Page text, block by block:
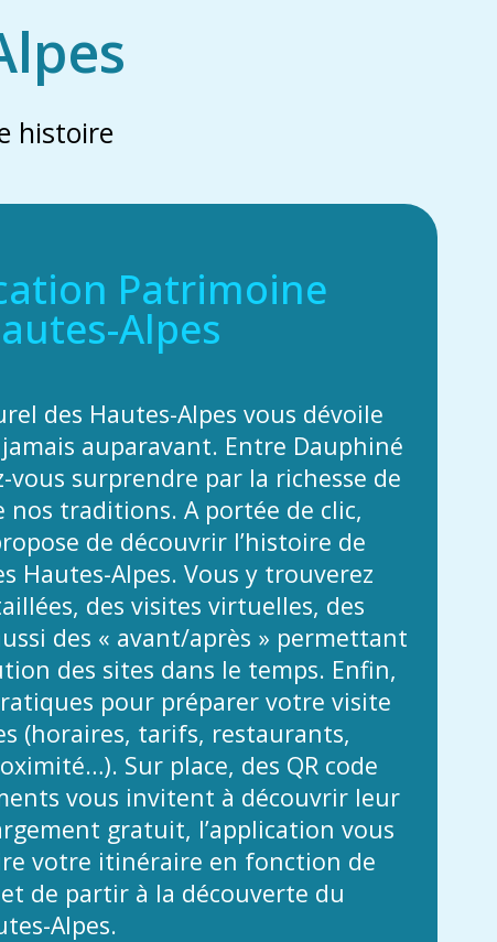
histoire
Patrimoine
Alpes
des Hautes-Alpes vous dévoile
auparavant. Entre Dauphiné
vous surprendre par la richesse de
traditions. A portée de clic,
de découvrir l’histoire de
Hautes-Alpes. Vous y trouverez
des visites virtuelles, des
des « avant/après » permettant
des sites dans le temps. Enfin,
pour préparer votre visite
(horaires, tarifs, restaurants,
Sur place, des QR code
vous invitent à découvrir leur
gratuit, l’application vous
votre itinéraire en fonction de
de partir à la découverte du
Alpes.